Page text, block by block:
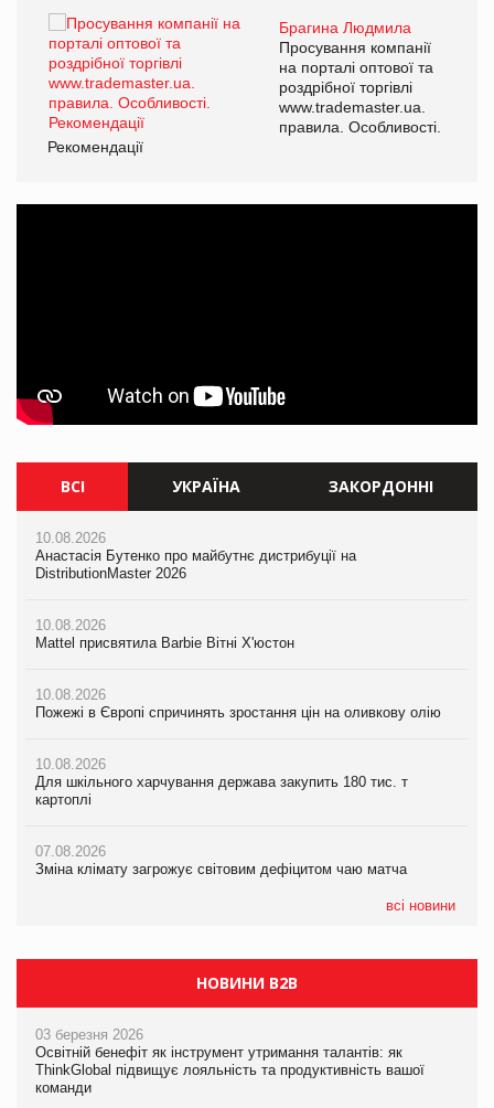
Брагина Людмила
Просування компанії
на порталі оптової та
роздрібної торгівлі
www.trademaster.ua.
правила. Особливості.
Рекомендації
ВСІ УКРАЇНА ЗАКОРДОННІ
10.08.2026
Анастасія Бутенко про майбутнє дистрибуції на
DistributionMaster 2026
10.08.2026
Mattel присвятила Barbie Вітні Х'юстон
10.08.2026
Пожежі в Європі спричинять зростання цін на оливкову олію
10.08.2026
Для шкільного харчування держава закупить 180 тис. т
картоплі
07.08.2026
Зміна клімату загрожує світовим дефіцитом чаю матча
всі новини
10.08.2026
Анастасія Бутенко про майбутнє дистрибуції на
DistributionMaster 2026
10.08.2026
Mattel присвятила Barbie Вітні Х'юстон
10.08.2026
Пожежі в Європі спричинять зростання цін на оливкову олію
10.08.2026
Для шкільного харчування держава закупить 180 тис. т
картоплі
07.08.2026
Зміна клімату загрожує світовим дефіцитом чаю матча
10.08.2026
Mattel присвятила Barbie Вітні Х'юстон
Пожежі в Європі спричинять зростання цін на оливкову олію
Зміна клімату загрожує світовим дефіцитом чаю матча
Криза у Китаї може спричинити великі потрясіння для світової
економіки
Kraft Heinz скоротила збиток у першому півріччі
НОВИНИ B2B
03 березня 2026
Освітній бенефіт як інструмент утримання талантів: як
ThinkGlobal підвищує лояльність та продуктивність вашої
команди